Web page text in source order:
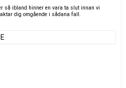
så ibland hinner en vara ta slut innan vi
dig omgående i sådana fall.